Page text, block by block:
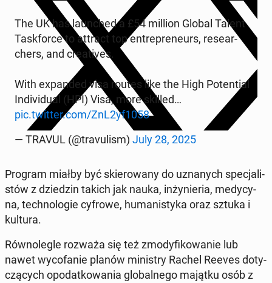
The UK has laun­ched a £54 million Global Talent
Ta­sk­for­ce to attract top en­tre­pre­neurs, re­se­ar­
chers, and cre­ati­ves.
With expan­ded visa routes like the High Po­ten­tial
In­di­vi­du­al (HPI) Visa, more skilled…
pic.twitter.com/ZnL2yf1058
— TRAVUL (@tra­vu­lism) July 28, 2025
Program miałby być skie­ro­wa­ny do uzna­nych spe­cja­li­
stów z dzie­dzin takich jak nauka, in­ży­nie­ria, me­dy­cy­
na, tech­no­lo­gie cyfrowe, hu­ma­ni­sty­ka oraz sztuka i
kultura.
Rów­no­le­gle rozważa się też zmo­dy­fi­ko­wa­nie lub
nawet wy­co­fa­nie planów mi­ni­stry Rachel Reeves do­ty­
czą­cych opo­dat­ko­wa­nia glo­bal­ne­go majątku osób z